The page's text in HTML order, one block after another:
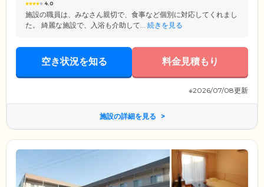
4.0
施設の職員は、みなさん親切で、食事など個別に対応してくれまし
た。 綺麗な施設で、入浴も介助して... 続きを見る
空き状況を知る 料金見積もり
※2026/07/08更新
施設の詳細を見る